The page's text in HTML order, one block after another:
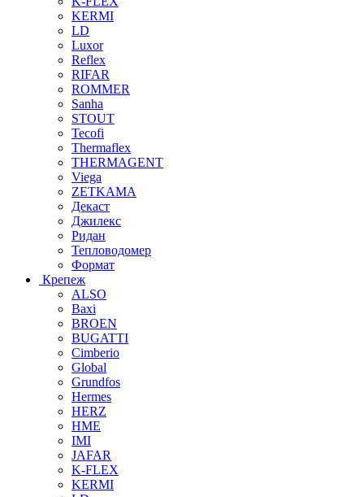
KERMI
LD
Luxor
Reflex
RIFAR
ROMMER
Sanha
STOUT
Tecofi
Thermaflex
THERMAGENT
Viega
ZETKAMA
Декаст
Джилекс
Ридан
Тепловодомер
Формат
Крепеж
ALSO
Baxi
BROEN
BUGATTI
Cimberio
Global
Grundfos
Hermes
HERZ
HME
IMI
JAFAR
K-FLEX
KERMI